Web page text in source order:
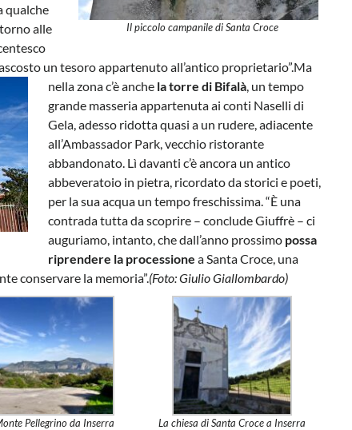
Il piccolo campanile di Santa Croce
qualche
alle
un tesoro appartenuto all’antico proprietario”.Ma
nella zona c’è anche la torre di Bifalà , un tempo
grande masseria appartenuta ai conti Naselli di
Gela, adesso ridotta quasi a un rudere, adiacente
all’Ambassador Park, vecchio ristorante
abbandonato. Lì davanti c’è ancora un antico
abbeveratoio in pietra, ricordato da storici e poeti,
per la sua acqua un tempo freschissima. “È una
contrada tutta da scoprire – conclude Giuffrè – ci
auguriamo, intanto, che dall’anno prossimo possa
riprendere la processione a Santa Croce, una
conservare la memoria”.(Foto: Giulio Giallombardo)
Pellegrino da Inserra La chiesa di Santa Croce a Inserra